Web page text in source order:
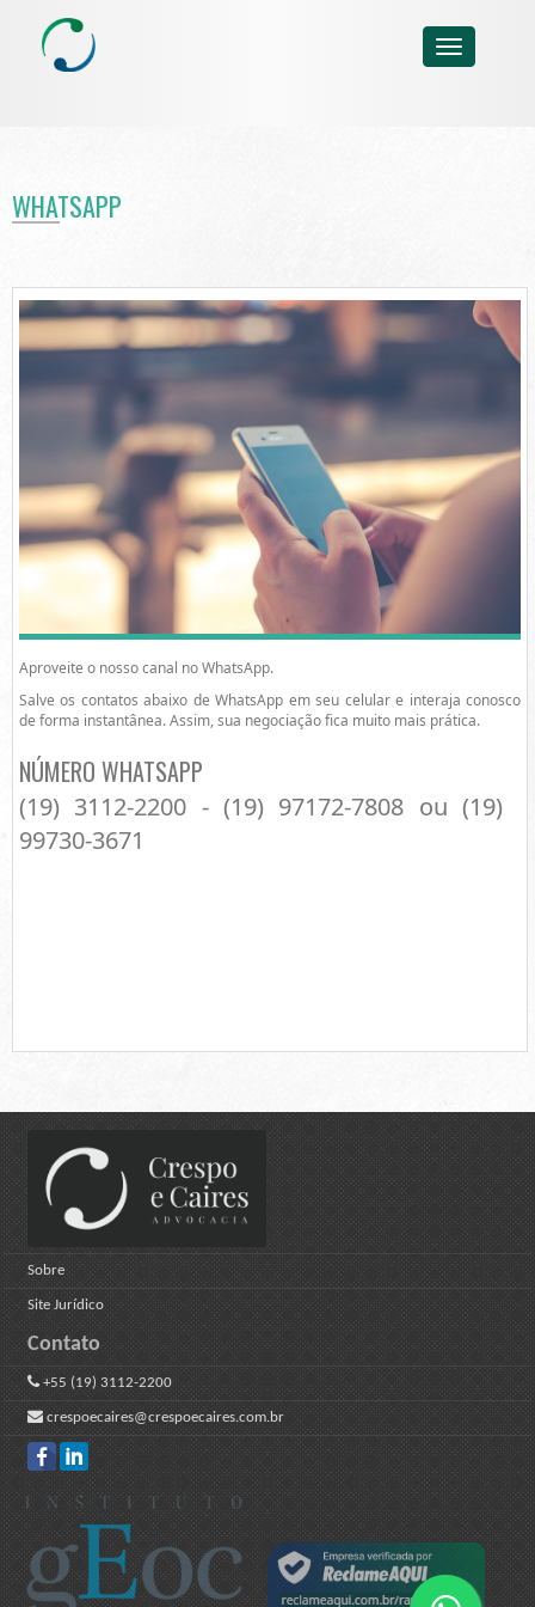
VAMOS NEGOCIAR
Descontos e Oportunidades
Boleto Online
Ligue Pra Mim
WHATSAPP
WHATSAPP
Aproveite o nosso canal no WhatsApp.
Salve os contatos abaixo de WhatsApp em seu celular e interaja conosco
de forma instantânea. Assim, sua negociação fica muito mais prática.
NÚMERO WHATSAPP
(19) 3112-2200 - (19) 97172-7808 ou (19)
99730-3671
Sobre
Site Jurídico
Contato
+55 (19) 3112-2200
crespoecaires@crespoecaires.com.br